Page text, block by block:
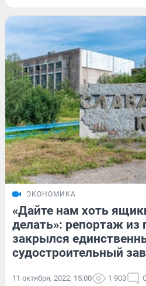
ЭКОНОМИКА
«Дайте нам хоть
делать»: репортаж из
закрылся
судостроительный
11 октября, 2022, 15:00 1 903